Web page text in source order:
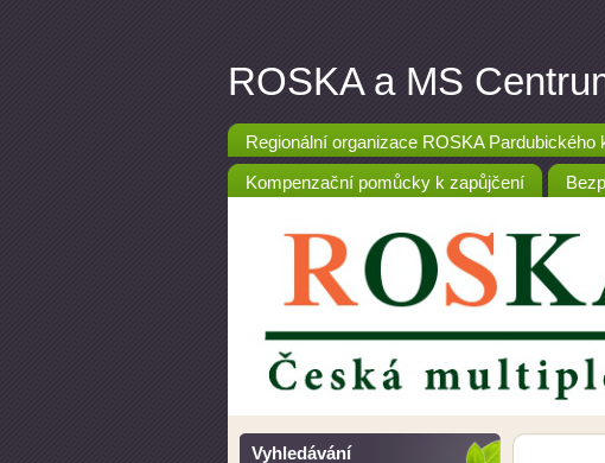
ROSKA a MS
Regionální organizace ROSKA
Kompenzační pomůcky k zapůjčení
Vyhledávání